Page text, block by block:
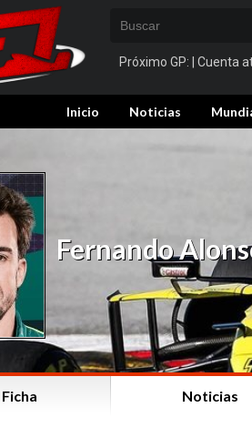
Próximo GP: | Cuenta
Inicio Noticias
Fernando
Ficha Noticias